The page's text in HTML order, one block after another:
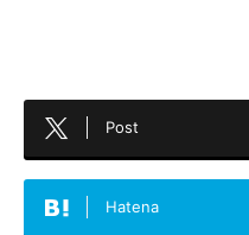
Post
Hatena